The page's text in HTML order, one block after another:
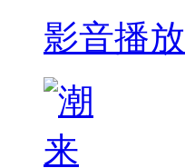
影音播放